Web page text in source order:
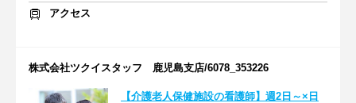
アクセス
株式会社ツクイスタッフ 鹿児島支店/6078_353226
【介護老人保健施設の看護師】週2日～×日